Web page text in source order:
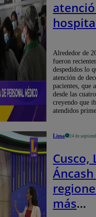
médico
[VIDEO]
Alrededor de
fueron
despedidos lo
atención de
pacientes, que
desde las
creyendo que
atendidos
Lima 24 de
Cusco,
más